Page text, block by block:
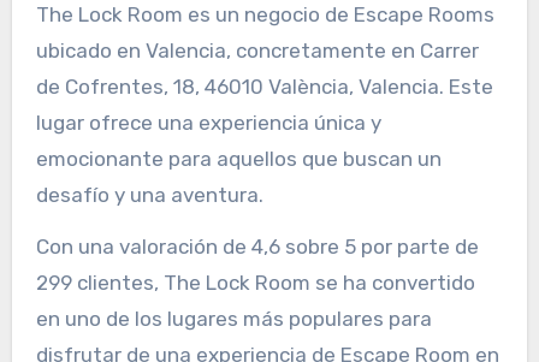
The Lock Room es un negocio de Escape Rooms
ubicado en Valencia, concretamente en Carrer
de Cofrentes, 18, 46010 València, Valencia. Este
lugar ofrece una experiencia única y
emocionante para aquellos que buscan un
desafío y una aventura.
Con una valoración de 4,6 sobre 5 por parte de
299 clientes, The Lock Room se ha convertido
en uno de los lugares más populares para
disfrutar de una experiencia de Escape Room en